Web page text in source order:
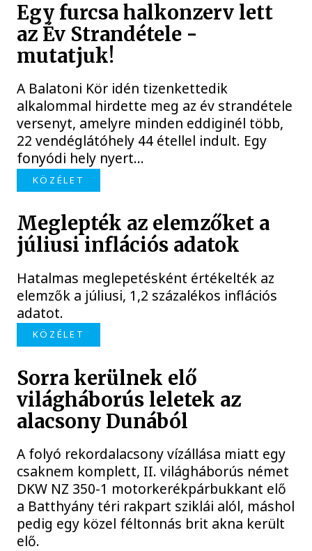
Egy furcsa halkonzerv lett
az Év Strandétele -
mutatjuk!
A Balatoni Kör idén tizenkettedik
alkalommal hirdette meg az év strandétele
versenyt, amelyre minden eddiginél több,
22 vendéglátóhely 44 étellel indult. Egy
fonyódi hely nyert...
KÖZÉLET
Meglepték az elemzőket a
júliusi inflációs adatok
Hatalmas meglepetésként értékelték az
elemzők a júliusi, 1,2 százalékos inflációs
adatot.
KÖZÉLET
Sorra kerülnek elő
világháborús leletek az
alacsony Dunából
A folyó rekordalacsony vízállása miatt egy
csaknem komplett, II. világháborús német
DKW NZ 350-1 motorkerékpárbukkant elő
a Batthyány téri rakpart sziklái alól, máshol
pedig egy közel féltonnás brit akna került
elő.